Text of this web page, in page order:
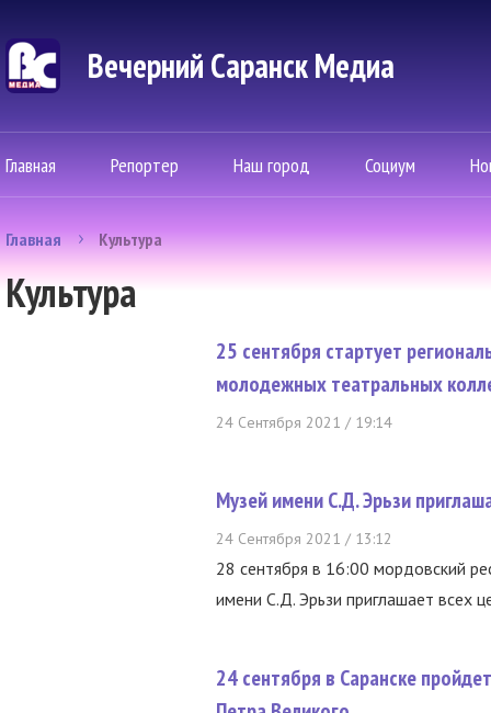
Вечерний Саранск Mедиа
Главная Репортер Наш город Социум
Главная Культура
Культура
25 сентября стартует
молодежных театральных
24 Сентября 2021 / 19:14
Музей имени С.Д. Эрьзи
24 Сентября 2021 / 13:12
28 сентября в 16:00 мордовский
имени С.Д. Эрьзи приглашает всех
24 сентября в Саранске